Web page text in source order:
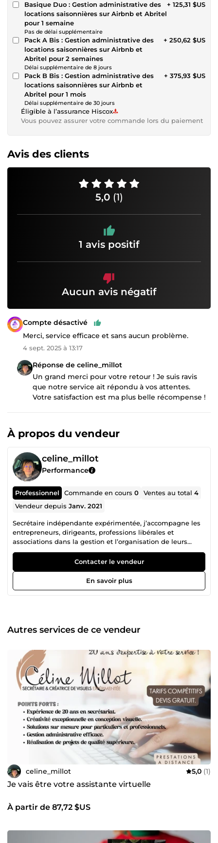
Basique Duo : Gestion administrative des
locations saisonnières sur Airbnb et Abritel
pour 1 semaine
Pas de délai supplémentaire
+ 125,31 $US
Pack A Bis : Gestion administrative des
locations saisonnières sur Airbnb et
Abritel pour 2 semaines
Délai supplémentaire de 8 jours
+ 250,62 $US
Pack B Bis : Gestion administrative des
locations saisonnières sur Airbnb et
Abritel pour 1 mois
Délai supplémentaire de 30 jours
+ 375,93 $US
Éligible à l’assurance Hiscox
Vous pouvez assurer votre commande lors du paiement
Avis des clients
5,0 (1)
1 avis positif
Aucun avis négatif
Compte désactivé
Merci, service efficace et sans aucun problème.
4 sept. 2025 à 13:17
Réponse de celine_millot
Un grand merci pour votre retour ! Je suis ravis
que notre service ait répondu à vos attentes.
Votre satisfaction est ma plus belle récompense !
À propos du vendeur
celine_millot
Performance
Professionnel Commande en cours0 Ventes au total4
Vendeur depuisJanv. 2021
Secrétaire indépendante expérimentée, j’accompagne les
entrepreneurs, dirigeants, professions libérales et
associations dans la gestion et l’organisation de leurs
tâches administratives, afin qu’ils puissent se concentrer
sur leur cœur de métier. Forte de plus de 20 ans
d’expérience, j’ai accompagné de nombreux clients avec
succès, en leur apportant des solutions concrètes, efficaces
et adaptées à leurs enjeux. ✅ Ce que je peux prendre en
(appels d’offres, documents administratifs) Organisation et
coordination d’événements (réunions, événements
management (selon besoins) 🎯 Mon objectif : 👉 Vous
faire gagner du temps, sécuriser vos démarches et vous
apporter une vraie tranquillité d’esprit grâce à une
organisation efficace et professionnelle. ⭐ Pourquoi me
faire confiance ? Sérieuse, discrète et organisée
Communication fluide et respect des délais Capacité
d’adaptation à chaque client et à chaque secteur Vision
globale de l’organisation administrative et de la
communication Je travaille avec méthode, confidentialité
et engagement. 📩 N’hésitez pas à me contacter avant
commande pour échanger sur vos besoins et définir la
Contacter le vendeur
En savoir plus
Autres services de ce vendeur
celine_millot 5,0 (1)
Je vais être votre assistante virtuelle
À partir de 87,72 $US